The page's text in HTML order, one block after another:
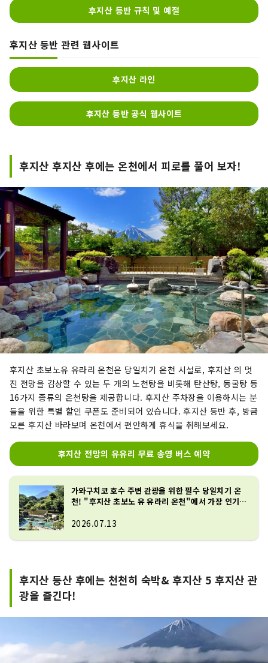
후지산 등반 규칙 및 예절
후지산 등반 관련 웹사이트
후지산 라인
후지산 등반 공식 웹사이트
후지산 후지산 후에는 온천에서 피로를 풀어 보자!
후지산 초보노유 유라리 온천은 당일치기 온천 시설로, 후지산 의 멋
진 전망을 감상할 수 있는 두 개의 노천탕을 비롯해 탄산탕, 동굴탕 등
16가지 종류의 온천탕을 제공합니다. 후지산 주차장을 이용하시는 분
들을 위한 특별 할인 쿠폰도 준비되어 있습니다. 후지산 등반 후, 방금
오른 후지산 바라보며 온천에서 편안하게 휴식을 취해보세요.
후지산 전망의 유유리 무료 송영 버스 예약
가와구치코 호수 주변 관광을 위한 필수 당일치기 온
천! "후지산 초보노 유 유라리 온천"에서 가장 인기
2026.07.13
후지산 등산 후에는 천천히 숙박& 후지산 5 후지산 관
광을 즐긴다!